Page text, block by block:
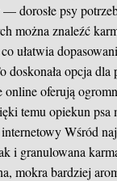
— dorosłe psy
można znaleźć
ułatwia
doskonała opcja
online oferują
temu opiekun
Wśród
i granulowana
mokra bardziej